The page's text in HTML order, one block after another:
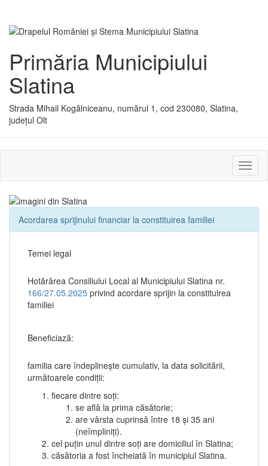
Primăria Municipiului
Slatina
Strada Mihail Kogălniceanu, numărul 1, cod 230080, Slatina,
județul Olt
sau
Acordarea sprijinului financiar la constituirea familiei
Temei legal
Hotărârea Consiliului Local al Municipiului Slatina nr.
166/27.05.2025 privind acordare sprijin la constituirea
familiei
Beneficiază:
familia care îndeplinește cumulativ, la data solicitării,
următoarele condiții:
fiecare dintre soți:
se află la prima căsătorie;
are vârsta cuprinsă între 18 și 35 ani
(neîmpliniți).
cel puțin unul dintre soți are domiciliul în Slatina;
căsătoria a fost încheiată în municipiul Slatina.